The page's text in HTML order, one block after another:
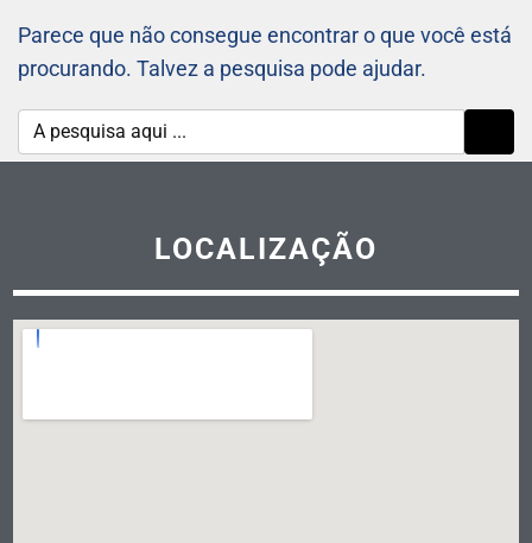
Parece que não consegue encontrar o que você está
procurando. Talvez a pesquisa pode ajudar.
LOCALIZAÇÃO